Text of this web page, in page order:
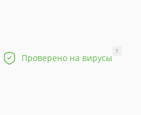
Проверено на вирусы
?